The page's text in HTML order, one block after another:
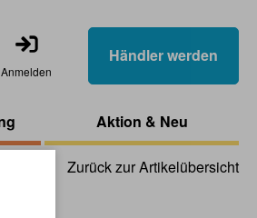
Anmelden
Händler werden
Aktion & Neu
Zurück zur Artikelübersicht